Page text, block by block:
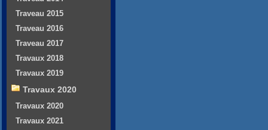
Traveau 2015
Traveau 2016
Traveau 2017
Travaux 2018
Travaux 2019
Travaux 2020
Travaux 2020
Travaux 2021